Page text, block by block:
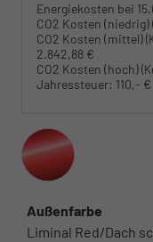
Energiekosten bei
CO2 Kosten (niedrig)
CO2 Kosten (mittel)
2.842,88 €
CO2 Kosten (hoch)
Jahressteuer: 110,- €
Außenfarbe
Liminal Red/Dach